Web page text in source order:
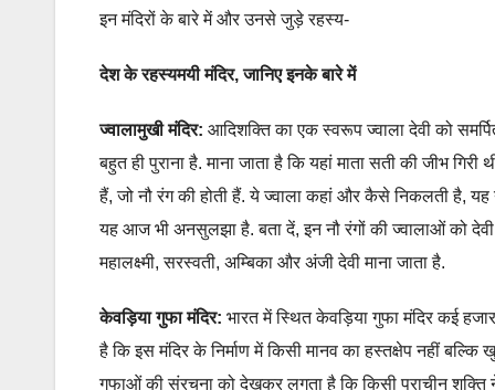
इन मंदिरों के बारे में और उनसे जुड़े रहस्य-
देश के रहस्यमयी मंदिर, जानिए इनके बारे में
ज्वालामुखी मंदिर: आदिशक्ति का एक स्वरूप ज्वाला देवी को
बहुत ही पुराना है. माना जाता है कि यहां माता सती की जीभ
हैं, जो नौ रंग की होती हैं. ये ज्वाला कहां और कैसे निकलती है,
यह आज भी अनसुलझा है. बता दें, इन नौ रंगों की ज्वालाओं को देवी
महालक्ष्मी, सरस्वती, अम्बिका और अंजी देवी माना जाता है.
केवड़िया गुफा मंदिर: भारत में स्थित केवड़िया गुफा मंदिर कई
है कि इस मंदिर के निर्माण में किसी मानव का हस्तक्षेप नहीं
गुफाओं की संरचना को देखकर लगता है कि किसी प्राचीन शक्ति